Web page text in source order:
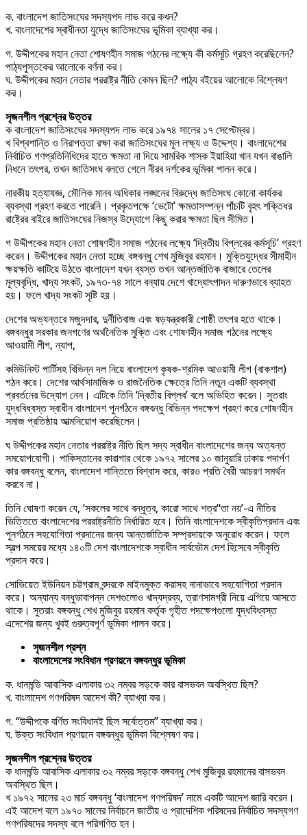
ক. বাংলাদেশ জাতিসংঘের সদস্যপদ লাভ করে কখন?
খ. বাংলাদেশের স্বাধীনতা যুদ্ধে জাতিসংঘের ভূমিকা ব্যাখ্যা কর।
গ. উদ্দীপকের মহান নেতা শোষণহীন সমাজ গঠনের লক্ষ্যে কী কর্মসূচি গ্রহণ করেছিলেন?
পাঠ্যপুস্তকের আলোকে বর্ণনা কর।
ঘ. উদ্দীপকের মহান নেতার পররাষ্ট্র নীতি কেমন ছিল? পাঠ্য বইয়ের আলোকে বিশ্লেষণ
কর।
সৃজনশীল প্রশ্নের উত্তর
ক বাংলাদেশ জাতিসংঘের সদস্যপদ লাভ করে ১৯৭৪ সালের ১৭ সেপ্টেম্বর।
খ বিশ্বশান্তি ও নিরাপত্তা রক্ষা করা জাতিসংঘের মূল লক্ষ্য ও উদ্দেশ্য। বাংলাদেশের
নির্বাচিত গণপ্রতিনিধিদের হাতে ক্ষমতা না দিয়ে সামরিক শাসক ইয়াহিয়া খান যখন বাঙালি
নিধনে তৎপর, তখন জাতিসংঘ বলতে গেলে নীরব দর্শকের ভূমিকা পালন করে।
নারকীয় হত্যাযজ্ঞ, মৌলিক মানব অধিকার লঙ্ঘনের বিরুদ্ধে জাতিসংঘ কোনো কার্যকর
ব্যবস্থা গ্রহণ করতে পারেনি। প্রকৃতপক্ষে ‘ভেটো’ ক্ষমতাসম্পন্ন পাঁচটি বৃহৎ শক্তিধর
রাষ্ট্রের বাইরে জাতিসংঘের নিজস্ব উদ্যোগে কিছু করার ক্ষমতা ছিল সীমিত।
গ উদ্দীপকের মহান নেতা শোষণহীন সমাজ গঠনের লক্ষ্যে ‘দ্বিতীয় বিপ্লবের কর্মসূচি’ গ্রহণ
করেন। উদ্দীপকের মহান নেতা হচ্ছে বঙ্গবন্ধু শেখ মুজিবুর রহমান। মুক্তিযুদ্ধের সীমাহীন
ক্ষয়ক্ষতি কাটিয়ে উঠতে বাংলাদেশ যখন ব্যস্ত তখন আন্তর্জাতিক বাজারে তেলের
মূল্যবৃদ্ধি, খাদ্য সংকট, ১৯৭৩-৭৪ সালে বন্যায় দেশে খাদ্যোৎপাদন দারুণভাবে ব্যাহত
হয়। ফলে খাদ্য সংকট সৃষ্টি হয়।
দেশের অভ্যন্তরে মজুদদার, দুর্নীতিবাজ এবং ষড়যন্ত্রকারী গোষ্ঠী তৎপর হতে থাকে।
বঙ্গবন্ধুর সরকার জনগণের অর্থনৈতিক মুক্তি এবং শোষণহীন সমাজ গঠনের লক্ষ্যে
আওয়ামী লীগ, ন্যাপ,
কমিউনিস্ট পার্টিসহ বিভিন্ন দল নিয়ে বাংলাদেশ কৃষক-শ্রমিক আওয়ামী লীগ (বাকশাল)
গঠন করে। দেশের আর্থসামাজিক ও রাজনৈতিক ক্ষেত্রে তিনি নতুন একটি ব্যবস্থা
প্রবর্তনের উদ্যোগ নেন। এটিকে তিনি ‘দ্বিতীয় বিপ্লব’ বলে অভিহিত করেন। সুতরাং
যুদ্ধবিধ্বস্ত স্বাধীন বাংলাদেশ পুনর্গঠনে বঙ্গবন্ধু বিভিন্ন পদক্ষেপ গ্রহণ করে শোষণহীন
সমাজ প্রতিষ্ঠায় আত্মনিয়োগ করেছিলেন।
ঘ উদ্দীপকের মহান নেতার পররাষ্ট্র নীতি ছিল সদ্য স্বাধীন বাংলাদেশের জন্য অত্যন্ত
সময়োপযোগী। পাকিস্তানের কারাগার থেকে ১৯৭২ সালের ১০ জানুয়ারি ঢাকায় পদার্পণ
কার বঙ্গবন্ধু বলেন, বাংলাদেশ শান্তিতে বিশ্বাস করে, কারও প্রতি বৈরী আচরণ সমর্থন
করবে না।
তিনি ঘোষণা করেন যে, ‘সকলের সাথে বন্ধুত্ব, কারো সাথে শত্র“তা নয়’-এ নীতির
ভিত্তিতে বাংলাদেশের পররাষ্ট্রনীতি নির্ধারিত হবে। তিনি বাংলাদেশকে স্বীকৃতিপ্রদান এবং
পুনর্গঠনে সহযোগিতা প্রদানের জন্য আন্তর্জাতিক সম্প্রদায়কে অনুরোধ করেন। ফলে
স্বল্প সময়ের মধ্যে ১৪০টি দেশ বাংলাদেশকে স্বাধীন সার্বভৌম দেশ হিসেবে স্বীকৃতি
প্রদান করে।
সোভিয়েত ইউনিয়ন চট্টগ্রাম বন্দরকে মাইনমুক্ত করাসহ নানাভাবে সহযোগিতা প্রদান
করে। অন্যান্য বন্ধুভাবাপন্ন দেশগুলোও খাদ্যদ্রব্য, ত্রাণসামগ্রী নিয়ে এগিয়ে আসতে
থাকে। সুতরাং বঙ্গবন্ধু শেখ মুজিবুর রহমান কর্তৃক গৃহীত পদক্ষেপগুলো যুদ্ধবিধ্বস্ত
এদেশের জন্য খুবই গুরুত্বপূর্ণ ভূমিকা পালন করে।
সৃজনশীল প্রশ্ন
বাংলাদেশের সংবিধান প্রণয়নে বঙ্গবন্ধুর ভূমিকা
ক. ধানমন্ডি আবাসিক এলাকার ৩২ নম্বর সড়কে কার বাসভবন অবস্থিত ছিল?
খ. বাংলাদেশ গণপরিষদ আদেশ কী? ব্যাখ্যা কর।
গ. “উদ্দীপকে বর্ণিত সংবিধানই ছিল সর্বোত্তম” ব্যাখ্যা কর।
ঘ. উক্ত সংবিধান প্রণয়নে বঙ্গবন্ধুর ভূমিকা বিশ্লেষণ কর।
সৃজনশীল প্রশ্নের উত্তর
ক ধানমন্ডি আবাসিক এলাকার ৩২ নম্বর সড়কে বঙ্গবন্ধু শেখ মুজিবুর রহমানের বাসভবন
অবস্থিত ছিল।
খ ১৯৭২ সালের ২৩ মার্চ বঙ্গবন্ধু ‘বাংলাদেশ গণপরিষদ’ নামে একটি আদেশ জারি করেন।
এই আদেশ বলে ১৯৭০ সালের নির্বাচনে জাতীয় ও প্রাদেশিক পরিষদের নির্বাচিত সদস্যগণ
গণপরিষদের সদস্য বলে পরিগণিত হন।